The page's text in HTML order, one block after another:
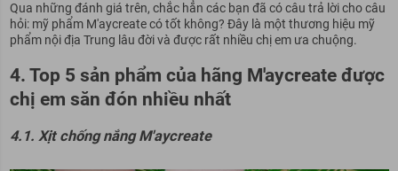
Qua những đánh giá trên, chắc hẳn các bạn đã có câu trả lời cho câu
hỏi: mỹ phẩm M'aycreate có tốt không? Đây là một thương hiệu mỹ
phẩm nội địa Trung lâu đời và được rất nhiều chị em ưa chuộng.
4. Top 5 sản phẩm của hãng M'aycreate được
chị em săn đón nhiều nhất
4.1. Xịt chống nắng M'aycreate